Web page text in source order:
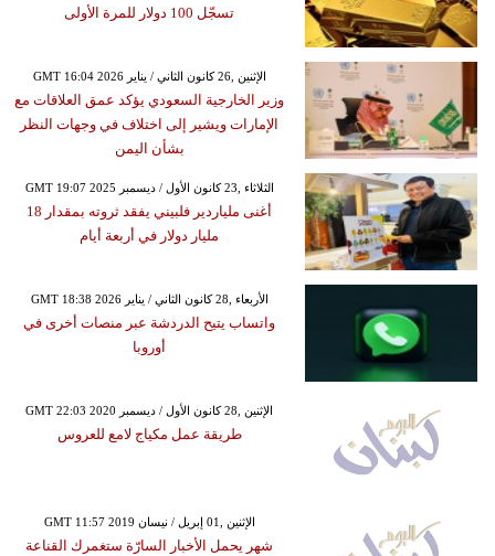
تسجّل 100 دولار للمرة الأولى
GMT 16:04 2026 الإثنين ,26 كانون الثاني / يناير
وزير الخارجية السعودي يؤكد عمق العلاقات مع
الإمارات ويشير إلى اختلاف في وجهات النظر
بشأن اليمن
GMT 19:07 2025 الثلاثاء ,23 كانون الأول / ديسمبر
أغنى ملياردير فلبيني يفقد ثروته بمقدار 18
مليار دولار في أربعة أيام
GMT 18:38 2026 الأربعاء ,28 كانون الثاني / يناير
واتساب يتيح الدردشة عبر منصات أخرى في
أوروبا
GMT 22:03 2020 الإثنين ,28 كانون الأول / ديسمبر
طريقة عمل مكياج لامع للعروس
GMT 11:57 2019 الإثنين ,01 إبريل / نيسان
شهر يحمل الأخبار السارّة ستغمرك القناعة